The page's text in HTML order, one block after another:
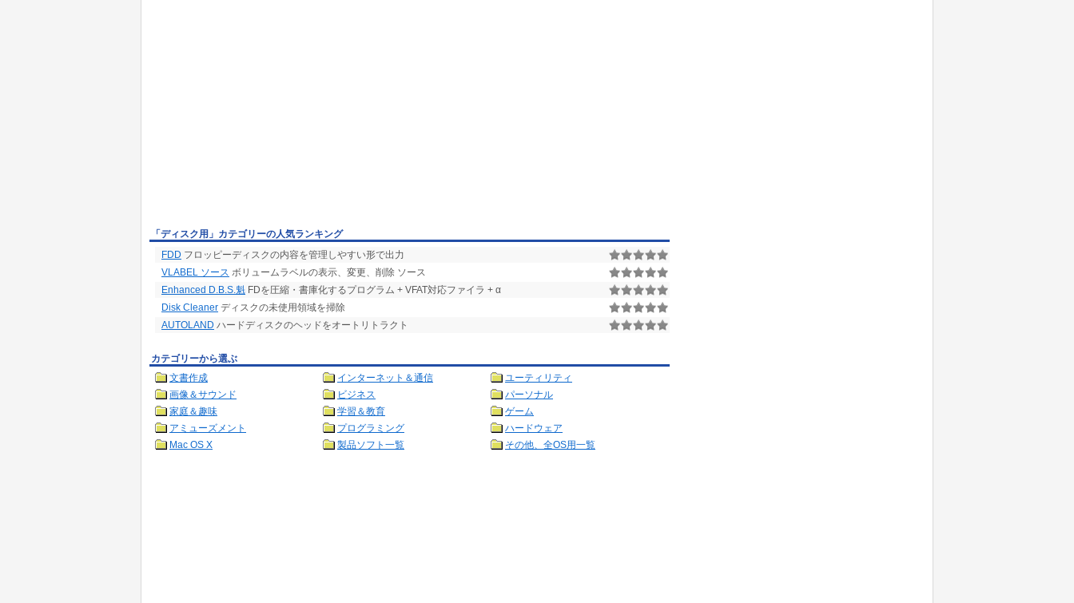
「ディスク用」カテゴリーの人気ランキング
FDD フロッピーディスクの内容を管理しやすい形で出力
VLABEL ソース ボリュームラベルの表示、変更、削除 ソース
Enhanced D.B.S.魁 FDを圧縮・書庫化するプログラム + VFAT対応ファイラ + α
Disk Cleaner ディスクの未使用領域を掃除
AUTOLAND ハードディスクのヘッドをオートリトラクト
カテゴリーから選ぶ
文書作成
インターネット＆通信
ユーティリティ
画像＆サウンド
ビジネス
パーソナル
家庭＆趣味
学習＆教育
ゲーム
アミューズメント
プログラミング
ハードウェア
Mac OS X
製品ソフト一覧 その他、全OS用一覧